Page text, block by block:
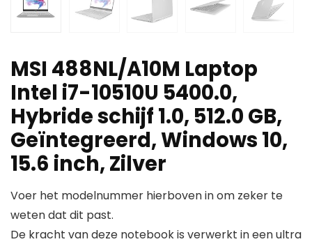
MSI 488NL/A10M Laptop
Intel i7-10510U 5400.0,
Hybride schijf 1.0, 512.0 GB,
Geïntegreerd, Windows 10,
15.6 inch, Zilver
Voer het modelnummer hierboven in om zeker te
weten dat dit past.
De kracht van deze notebook is verwerkt in een ultra